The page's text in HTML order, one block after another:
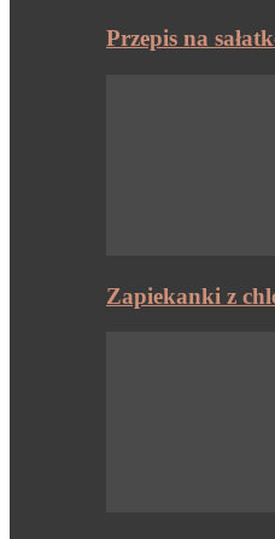
Przepis na
Zapiekanki z